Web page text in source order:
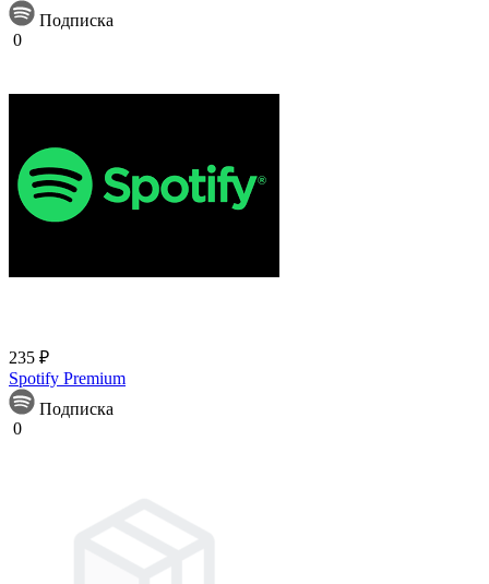
Подписка
0
235 ₽
Spotify Premium
Подписка
0